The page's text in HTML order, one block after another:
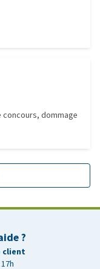
concours, dommage
?
client